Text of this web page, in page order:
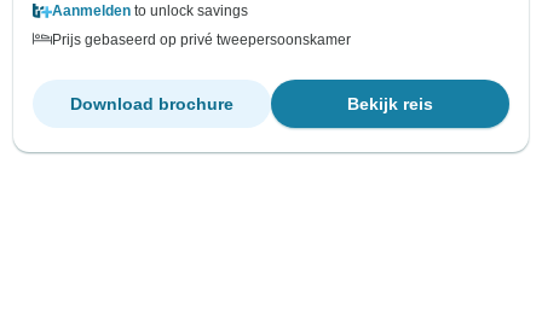
Aanmelden to unlock savings
Prijs gebaseerd op privé tweepersoonskamer
Bekijk reis
Download brochure